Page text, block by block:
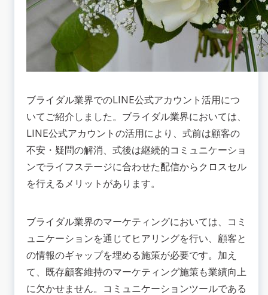
ブライダル業界でのLINE公式アカウント活用につ
いてご紹介しました。ブライダル業界においては、
LINE公式アカウントの活用により、式前は顧客の
不安・疑問の解消、式後は継続的コミュニケーショ
ンでライフステージに合わせた配信からクロスセル
を行えるメリットがあります。
ブライダル業界のマーケティングにおいては、コミ
ュニケーションを通じてヒアリングを行い、顧客と
の情報のギャップを埋める施策が必要です。加え
て、既存顧客維持のマーケティング施策も業績向上
に欠かせません。コミュニケーションツールである